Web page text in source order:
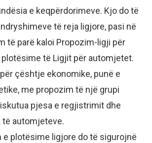
e keqpërdorimeve. Kjo do të
të reja ligjore, pasi në
të parë kaloi Propozim-ligji për
të Ligjit për automjetet.
çështje ekonomike, punë e
me propozim të një grupi
pjesa e regjistrimit dhe
automjeteve.
e plotësime ligjore do të sigurojnë